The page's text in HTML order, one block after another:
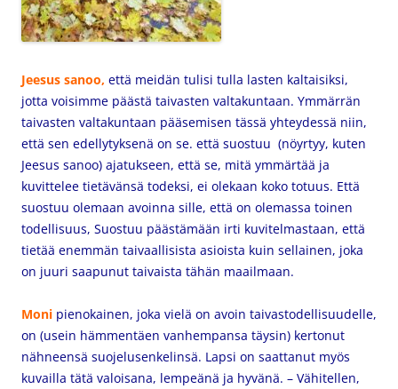
Jeesus sanoo, että meidän tulisi tulla lasten kaltaisiksi,
jotta voisimme päästä taivasten valtakuntaan. Ymmärrän
taivasten valtakuntaan pääsemisen tässä yhteydessä niin,
että sen edellytyksenä on se. että suostuu (nöyrtyy, kuten
Jeesus sanoo) ajatukseen, että se, mitä ymmärtää ja
kuvittelee tietävänsä todeksi, ei olekaan koko totuus. Että
suostuu olemaan avoinna sille, että on olemassa toinen
todellisuus, Suostuu päästämään irti kuvitelmastaan, että
tietää enemmän taivaallisista asioista kuin sellainen, joka
on juuri saapunut taivaista tähän maailmaan.
Moni pienokainen, joka vielä on avoin taivastodellisuudelle,
on (usein hämmentäen vanhempansa täysin) kertonut
nähneensä suojelusenkelinsä. Lapsi on saattanut myös
kuvailla tätä valoisana, lempeänä ja hyvänä. – Vähitellen,